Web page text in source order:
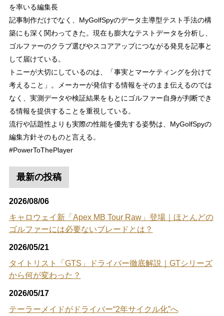
を率いる編集長
記事制作だけでなく、MyGolfSpyのデータ主導型テスト手法の構
築にも深く関わってきた。現在も膨大なテストデータを分析し、
ゴルファーのクラブ選びやスコアアップにつながる発見を記事と
して届けている。
トニーが大切にしているのは、「事実とマーケティングを分けて
考えること」。メーカーが発信する情報をそのまま伝えるのでは
なく、実測データや検証結果をもとにゴルファー自身が判断でき
る情報を提供することを重視している。
流行や話題性よりも実際の性能を優先する姿勢は、MyGolfSpyの
編集方針そのものと言える。
#PowerToThePlayer
最新の投稿
2026/08/06
キャロウェイ新「Apex MB Tour Raw」登場｜ほとんどの
ゴルファーには必要ないブレードとは？
2026/05/21
タイトリスト「GTS」ドライバー徹底解説｜GTシリーズ
から何が変わった？
2026/05/17
テーラーメイドがドライバー“2年サイクル化”へ